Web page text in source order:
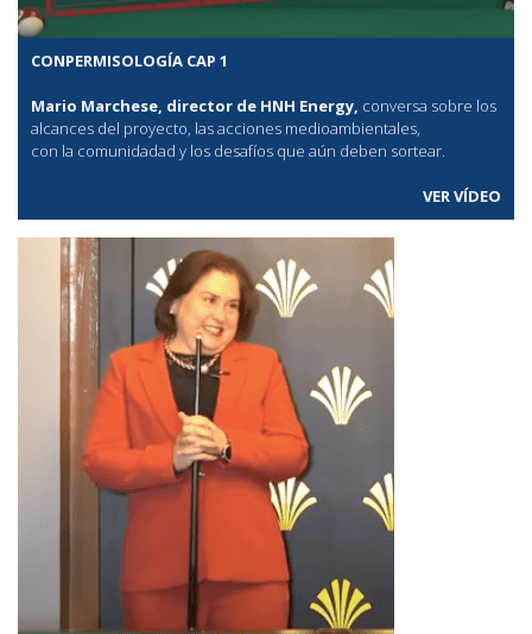
CONPERMISOLOGÍA CAP 1
Mario Marchese, director de HNH Energy, conversa sobre los
alcances del proyecto, las acciones medioambientales,
con la comunidadad y los desafíos que aún deben sortear.
VER VÍDEO